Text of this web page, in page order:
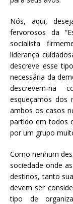
Nós, aqui,
fervorosos da
socialista
liderança
descreve esse
necessária da
descrevem-na
esqueçamos dos
ambos os casos
partido em todos
por um grupo
Como nenhum
sociedade onde
destinos, tanto
devem ser
tipo de